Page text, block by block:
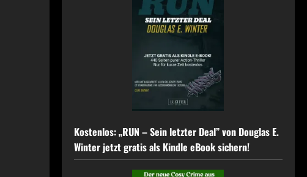
Kostenlos: „RUN – Sein letzter Deal” von Douglas E.
Winter jetzt gratis als Kindle eBook sichern!